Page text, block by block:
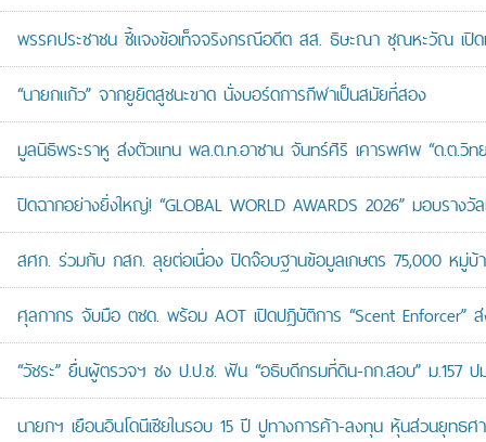
พรรคประชาชน ชี้แจงข้อเท็จจริงกรณีอดีต สส. ธิษะณา ชุณหะวัณ เปิด
“นายกแก้ว” จากยูยิตสูชนะขาด นั่งบอร์ดการกีฬาเป็นสมัยที่สอง
มูลนิธิพระราหู ส่งตัวแทน พล.ต.ท.อาชาน จันทร์ศิริ เคารพศพ “ด.ต.วิท
ปิดฉากอย่างยิ่งใหญ่! “GLOBAL WORLD AWARDS 2026” มอบรา
สศก. ร่วมกับ กสก. ลุยต่อเนื่อง ปิดจ๊อบฐานข้อมูลเกษตร 75,000 หมู่
ศุลกากร จับมือ ตชด. พร้อม AOT เปิดปฏิบัติการ “Scent Enforcer”
“วัชระ” ยื่นผู้ตรวจฯ ชง ป.ป.ช. ฟัน “อธิบดีกรมที่ดิน-กก.สอบ” ม.157 ป
นายกฯ เยือนอินโดนีเซียในรอบ 15 ปี ปูทางการค้า-ลงทุน หุ้นส่วนยุทธศ